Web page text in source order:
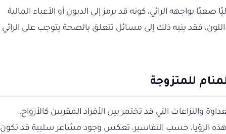
يواجهه الرائي، كونه قد يرمز إلى الديون أو الأعباء المالية
اللون، فقد ينبه ذلك إلى مسائل تتعلق بالصحة يتوجب على الرائي
للمتزوجة
والنزاعات التي قد تختمر بين الأفراد المقربين كالأزواج،
هذه الرؤيا، حسب التفاسير، تعكس وجود مشاعر سلبية قد تكون